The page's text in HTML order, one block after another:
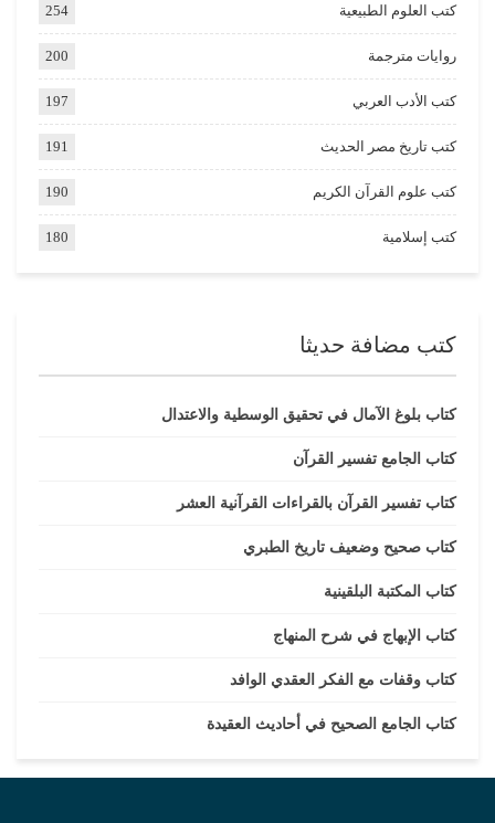
كتب العلوم الطبيعية 254
روايات مترجمة 200
كتب الأدب العربي 197
كتب تاريخ مصر الحديث 191
كتب علوم القرآن الكريم 190
كتب إسلامية 180
كتب مضافة حديثا
كتاب بلوغ الآمال في تحقيق الوسطية والاعتدال
كتاب الجامع تفسير القرآن
كتاب تفسير القرآن بالقراءات القرآنية العشر
كتاب صحيح وضعيف تاريخ الطبري
كتاب المكتبة البلقينية
كتاب الإبهاج في شرح المنهاج
كتاب وقفات مع الفكر العقدي الوافد
كتاب الجامع الصحيح في أحاديث العقيدة